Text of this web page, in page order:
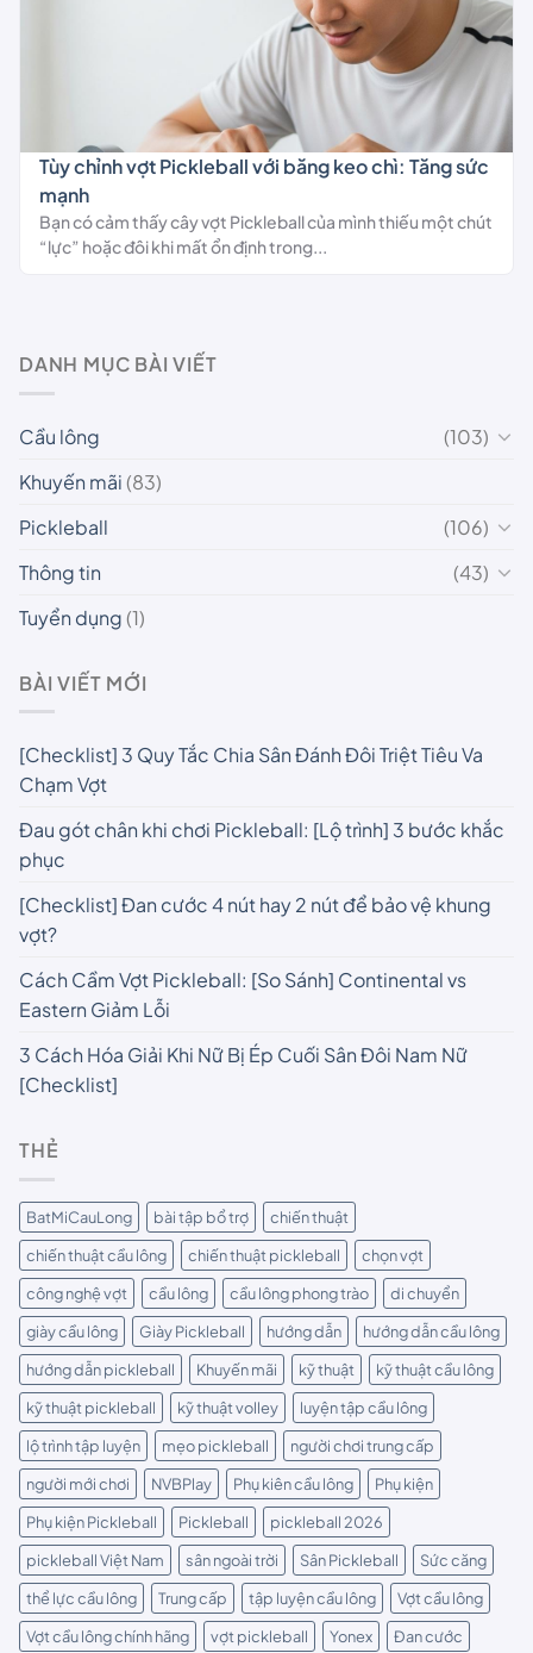
Tùy chỉnh vợt Pickleball với băng keo chì: Tăng sức
mạnh
Bạn có cảm thấy cây vợt Pickleball của mình thiếu một chút
“lực” hoặc đôi khi mất ổn định trong...
DANH MỤC BÀI VIẾT
Cầu lông
(103)
Khuyến mãi(83)
Pickleball
(106)
Thông tin
(43)
Tuyển dụng(1)
BÀI VIẾT MỚI
[Checklist] 3 Quy Tắc Chia Sân Đánh Đôi Triệt Tiêu Va
Chạm Vợt
Đau gót chân khi chơi Pickleball: [Lộ trình] 3 bước khắc
phục
[Checklist] Đan cước 4 nút hay 2 nút để bảo vệ khung
vợt?
Cách Cầm Vợt Pickleball: [So Sánh] Continental vs
Eastern Giảm Lỗi
3 Cách Hóa Giải Khi Nữ Bị Ép Cuối Sân Đôi Nam Nữ
[Checklist]
THẺ
BatMiCauLong bài tập bổ trợ
chiến thuật
chiến thuật cầu lông
chiến thuật pickleball
chọn vợt
công nghệ vợt
cầu lông cầu lông phong trào
di chuyển
giày cầu lông
Giày Pickleball hướng dẫn
hướng dẫn cầu lông
hướng dẫn pickleball
Khuyến mãi kỹ thuật
kỹ thuật cầu lông
kỹ thuật pickleball
kỹ thuật volley
luyện tập cầu lông
lộ trình tập luyện
mẹo pickleball
người chơi trung cấp
người mới chơi
NVBPlay Phụ kiên cầu lông
Phụ kiện
Phụ kiện Pickleball
Pickleball
pickleball 2026
pickleball Việt Nam
sân ngoài trời Sân Pickleball
Sức căng
thể lực cầu lông
Trung cấp tập luyện cầu lông
Vợt cầu lông
Vợt cầu lông chính hãng
vợt pickleball Yonex
Đan cước